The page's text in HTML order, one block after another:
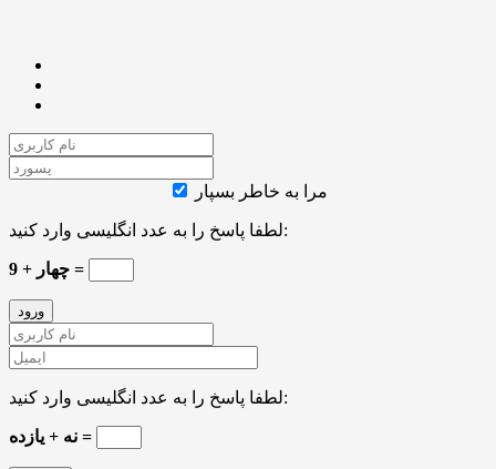
مرا به خاطر بسپار
لطفا پاسخ را به عدد انگلیسی وارد کنید:
چهار + 9 =
لطفا پاسخ را به عدد انگلیسی وارد کنید:
نه + یازده =